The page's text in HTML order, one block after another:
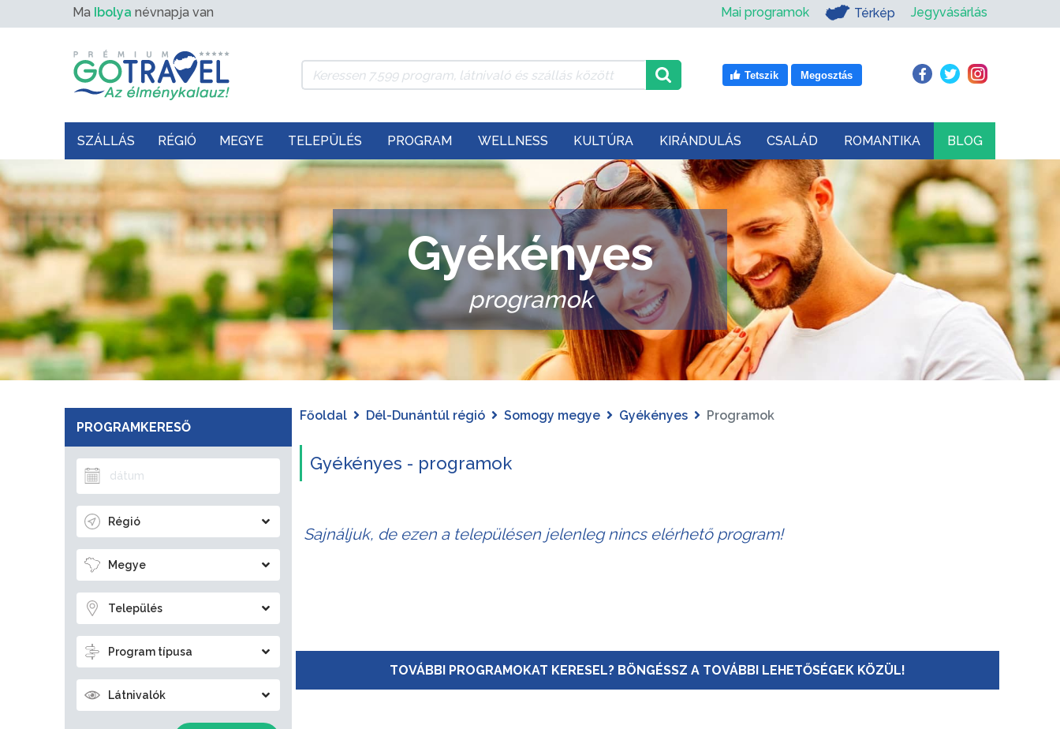
Ma Ibolya névnapja van Mai programok Térkép Jegyvásárlás
Tetszik Megosztás
SZÁLLÁS RÉGIÓ MEGYE TELEPÜLÉS PROGRAM WELLNESS KULTÚRA KIRÁNDULÁS CSALÁD ROMANTIKA BLOG
Gyékényes
programok
PROGRAMKERESŐ
Régió
Megye
Település
Program típusa
Látnivalók
Főoldal Dél-Dunántúl régió Somogy megye Gyékényes Programok
Gyékényes - programok
Sajnáljuk, de ezen a településen jelenleg nincs elérhető program!
TOVÁBBI PROGRAMOKAT KERESEL? BÖNGÉSSZ A TOVÁBBI LEHETŐSÉGEK KÖZÜL!